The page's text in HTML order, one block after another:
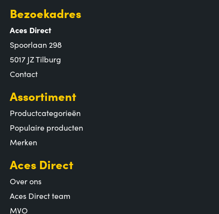
Bezoekadres
Aces Direct
Spoorlaan 298
5017 JZ Tilburg
Contact
Assortiment
Productcategorieën
Populaire producten
Merken
Aces Direct
Over ons
Aces Direct team
MVO